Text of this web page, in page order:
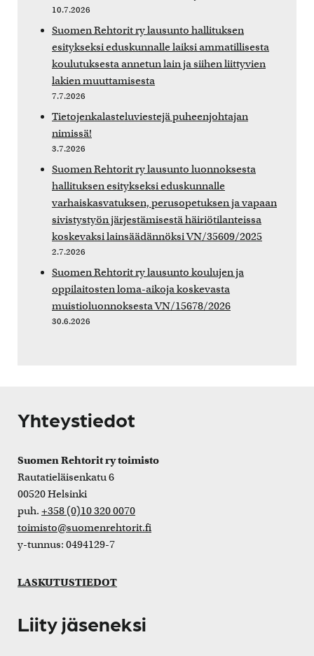
10.7.2026
Suomen Rehtorit ry lausunto hallituksen
esitykseksi eduskunnalle laiksi ammatillisesta
koulutuksesta annetun lain ja siihen liittyvien
lakien muuttamisesta
7.7.2026
Tietojenkalasteluviestejä puheenjohtajan
nimissä!
3.7.2026
Suomen Rehtorit ry lausunto luonnoksesta
hallituksen esitykseksi eduskunnalle
varhaiskasvatuksen, perusopetuksen ja vapaan
sivistystyön järjestämisestä häiriötilanteissa
koskevaksi lainsäädännöksi VN/35609/2025
2.7.2026
Suomen Rehtorit ry lausunto koulujen ja
oppilaitosten loma-aikoja koskevasta
muistioluonnoksesta VN/15678/2026
30.6.2026
Yhteystiedot
Suomen Rehtorit ry toimisto
Rautatieläisenkatu 6
00520 Helsinki
puh. +358 (0)10 320 0070
toimisto@suomenrehtorit.fi
y-tunnus: 0494129-7
LASKUTUSTIEDOT
Liity jäseneksi